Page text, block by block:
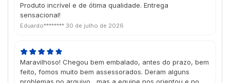
Produto incrível e de ótima qualidade. Entrega
sensacional!
Eduardo******** 30 de julho de 2026
Maravilhoso! Chegou bem embalado, antes do prazo, bem
feito, fomos muito bem assessorados. Deram alguns